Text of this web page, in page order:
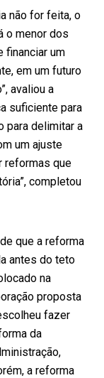
não for feita, o
o menor dos
financiar um
em um futuro
avaliou a
suficiente para
para delimitar a
um ajuste
reformas que
completou
que a reforma
antes do teto
na
proposta
fazer
da
a reforma